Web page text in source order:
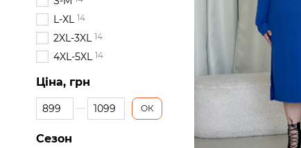
L-XL 14
2XL-3XL 14
4XL-5XL 14
Ціна, грн
Від Ціна, грн
До Ціна, грн ОК
Сезон